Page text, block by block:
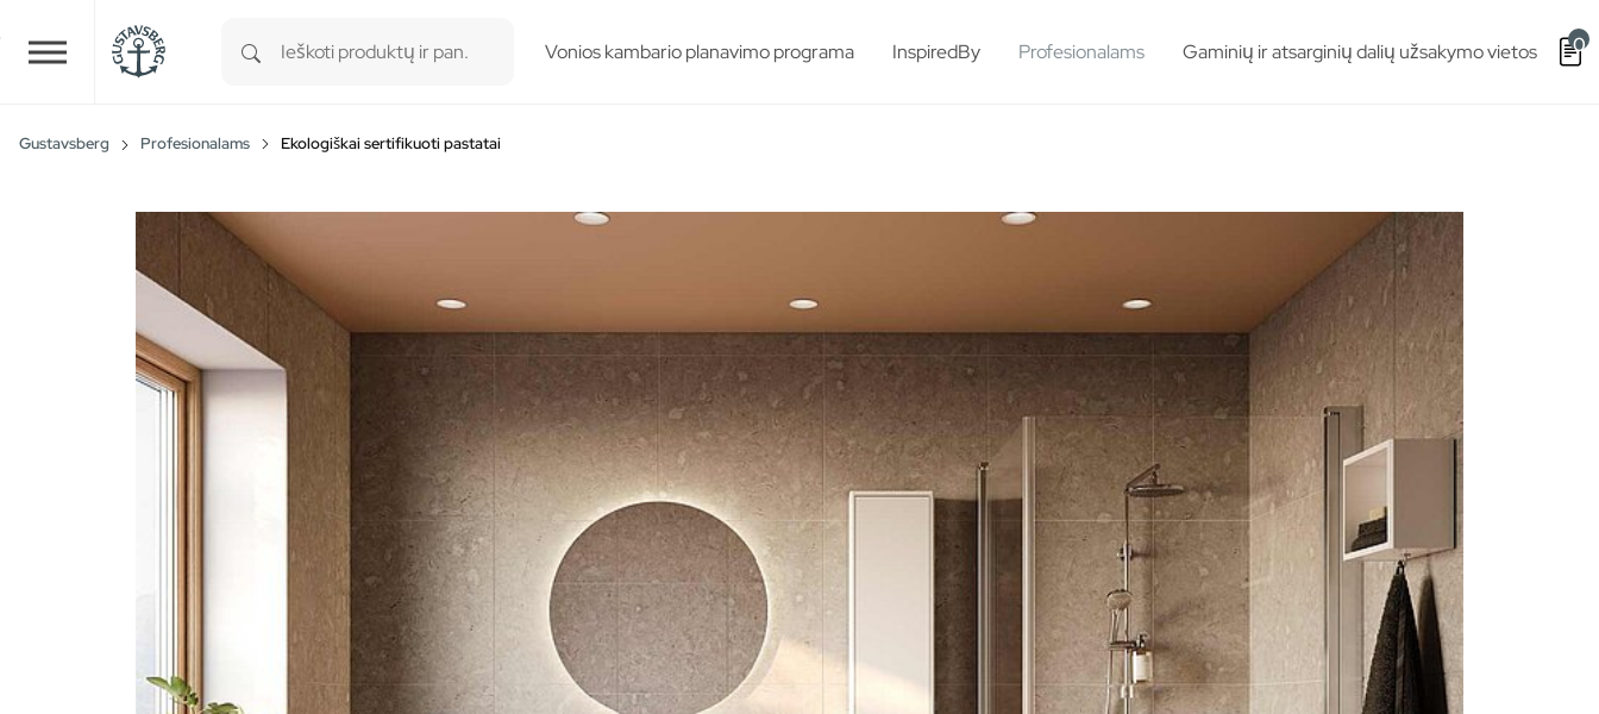
Skip to main content
Type 1 or more characters for results.
Vonios kambario planavimo programa InspiredBy Profesionalams Gaminių ir atsarginių dalių užsakymo vietos 0
Gustavsberg Profesionalams Ekologiškai sertifikuoti pastatai